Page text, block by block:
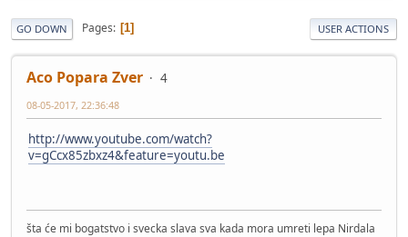
GO DOWN Pages 1 USER ACTIONS
Aco Popara Zver 4
08-05-2017, 22:36:48
http://www.youtube.com/watch?
v=gCcx85zbxz4&feature=youtu.be
šta će mi bogatstvo i svecka slava sva kada mora umreti lepa Nirdala